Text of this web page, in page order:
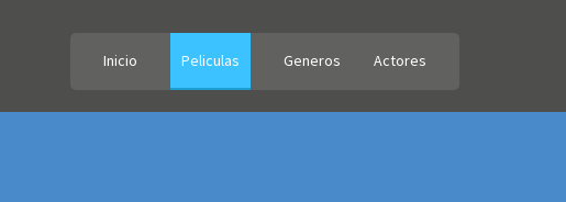
Inicio Peliculas Generos Actores